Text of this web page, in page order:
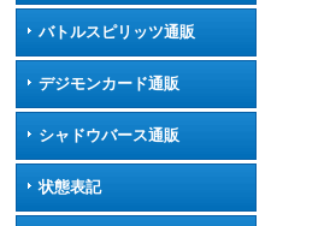
バトルスピリッツ通販
デジモンカード通販
シャドウバース通販
状態表記